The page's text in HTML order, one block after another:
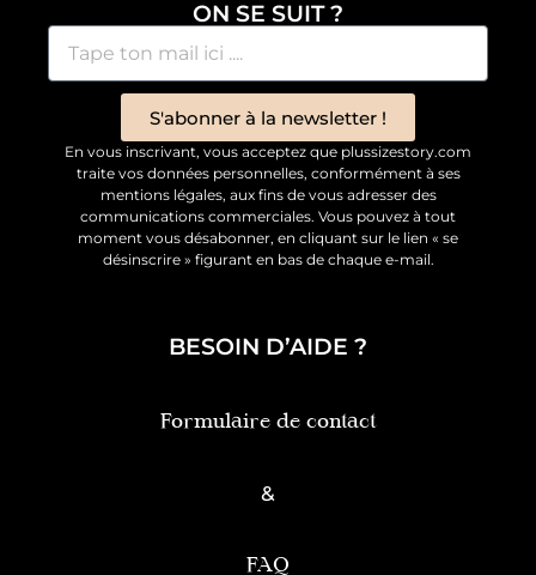
ON SE SUIT ?
S'abonner à la newsletter !
En vous inscrivant, vous acceptez que plussizestory.com
traite vos données personnelles, conformément à ses
mentions légales, aux fins de vous adresser des
communications commerciales. Vous pouvez à tout
moment vous désabonner, en cliquant sur le lien « se
désinscrire » figurant en bas de chaque e-mail.
BESOIN D’AIDE ?
Formulaire de contact
&
FAQ